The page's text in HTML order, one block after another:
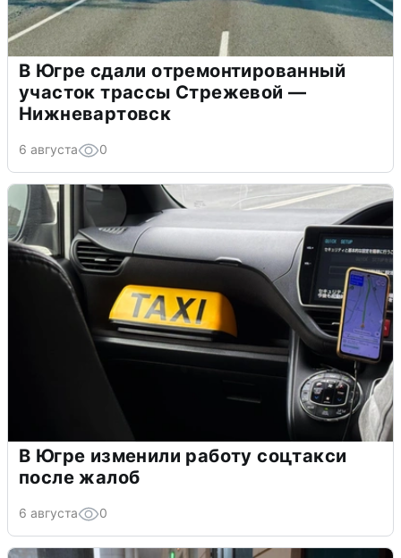
В Югре сдали отремонтированный
участок трассы Стрежевой —
Нижневартовск
6 августа 0
В Югре изменили работу соцтакси
после жалоб
6 августа 0